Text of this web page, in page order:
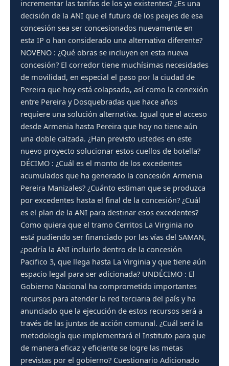
incrementar las tarifas de los ya existentes? ¿Es una
decisión de la ANI que el futuro de los peajes de esa
concesión sea ser concesionados nuevamente en
esta IP o han considerado una alternativa diferente?
NOVENO : ¿Qué obras se incluyen en esta nueva
concesión? El corredor tiene muchísimas necesidades
de movilidad, en especial el paso por la ciudad de
Pereira que hoy está colapsado, así como la conexión
entre Pereira y Dosquebradas que hace años
requiere una solución alternativa. Igual que el acceso
desde Armenia hasta Pereira que hoy no tiene aún
una doble calzada. ¿Han previsto ustedes en este
nuevo proyecto solucionar estos cuellos de botella?
DÉCIMO : ¿Cuál es el monto de los excedentes
acumulados que ha generado la concesión Armenia
Pereira Manizales? ¿Cuánto estiman que se produzca
por excedentes hasta el final de la concesión? ¿Cuál
es el plan de la ANI para destinar esos excedentes?
Como quiera que el tramo Cerritos La Virginia no
está pudiendo ser financiado por las vías del SAMAN,
¿podría la ANI incluirlo dentro de la concesión
Pacifico 3, que llega hasta La Virginia y que tiene aún
espacio legal para ser adicionada? UNDÉCIMO : El
Gobierno Nacional ha comprometido importantes
recursos para atender la red terciaria del país y ha
anunciado que la ejecución de estos recursos será a
través de las juntas de acción comunal. ¿Cuál será la
metodología que implementará el Instituto para que
de manera eficaz y eficiente se logre las metas
previstas por el gobierno? Cuestionario Adicionado